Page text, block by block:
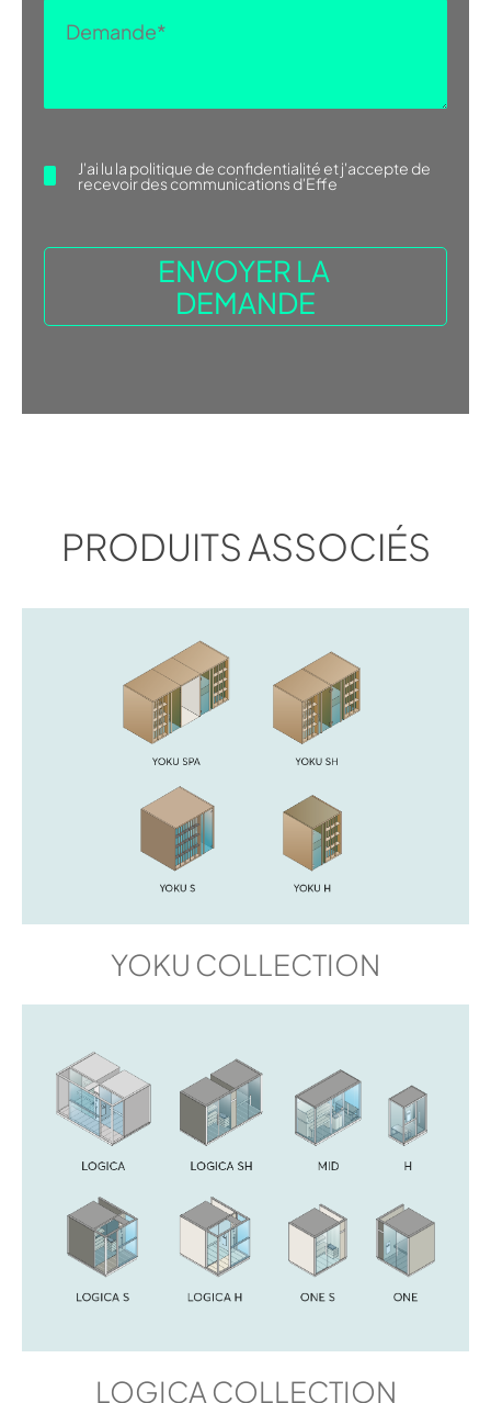
J'ai lu la politique de confidentialité et j'accepte de
recevoir des communications d'Effe
PRODUITS ASSOCIÉS
YOKU COLLECTION
LOGICA COLLECTION